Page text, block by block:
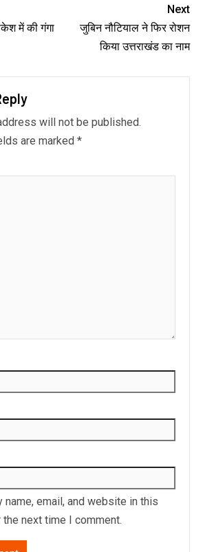
में की गंगा
Next
जुबिन नौटियाल ने फिर रोशन
किया उत्तराखंड का नाम
will not be published.
are marked *
name, email, and website in this
next time I comment.